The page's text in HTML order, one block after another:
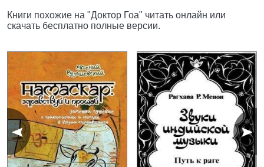
Книги похожие на "Доктор Гоа" читать онлайн или
скачать бесплатно полные версии.